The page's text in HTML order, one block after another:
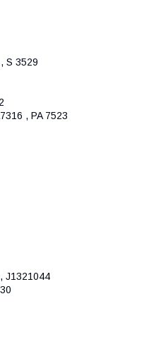
S 3529
, PA 7523
J1321044